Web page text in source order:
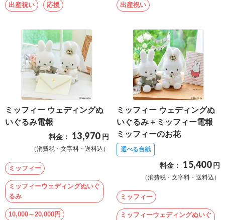
注
文
内
容
の
ご
確
認
（非
の
出産祝い 応援 出産祝い
ミッフィー ウェディングぬ
いぐるみ電報
料金： 13,970 円
（消費税・文字料・送料込）
ミッフィー
ミッフィーウェディングぬいぐ
るみ
10,000～20,000円
ミッフィー ウェディングぬ
いぐるみ＋ミッフィー電報
ミッフィーのお花
選べる台紙
料金： 15,400 円
（消費税・文字料・送料込）
ミッフィー
ミッフィーウェディングぬいぐ